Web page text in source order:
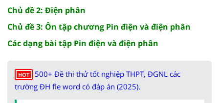
Chủ đề 2: Điện phân
Chủ đề 3: Ôn tập chương Pin điện và điện phân
Các dạng bài tập Pin điện và điện phân
HOT
500+ Đề thi thử tốt nghiệp THPT, ĐGNL các
trường ĐH fle word có đáp án (2025).